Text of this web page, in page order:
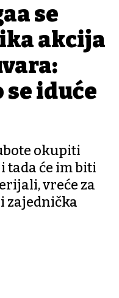
se
akcija
iduće
okupiti
tada će im biti
vreće za
i zajednička